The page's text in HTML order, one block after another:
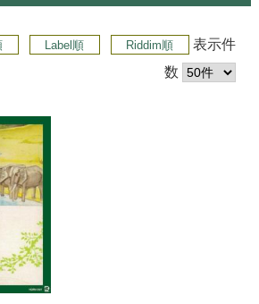
Label順 Riddim順
表示件
数